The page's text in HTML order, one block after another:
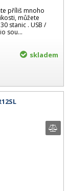
příliš mnoho
můžete
stanic . USB /
sou...
skladem